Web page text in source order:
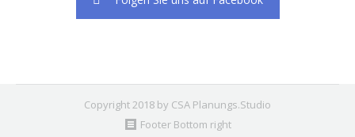
Copyright 2018 by CSA Planungs.Studio
Footer Bottom right